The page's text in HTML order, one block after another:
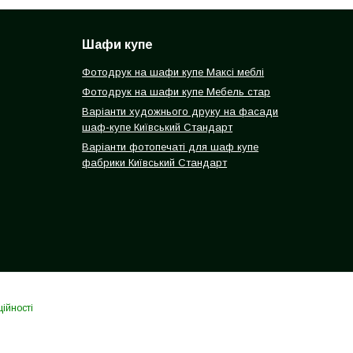
Шафи купе
Фотодрук на шафи купе Максі меблі
Фотодрук на шафи купе Мебель стар
Варіанти художнього друку на фасади
шаф-купе Київський Стандарт
Варіанти фотопечаті для шаф купе
фабрики Київський Стандарт